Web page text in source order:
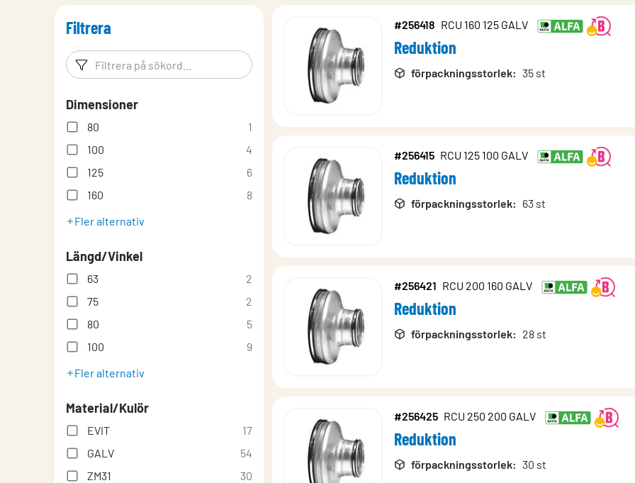
Eurovent-certifikat
lindQST – Produktdokumentation
Produktöversikt
Filtrera
Filtreringsord Filtrera produkter
Dimensioner
80
1
100
4
125
6
160
8
Fler alternativ
Längd/Vinkel
63
2
75
2
80
5
100
9
Fler alternativ
Material/Kulör
EVIT
17
GALV
54
ZM31
30
#256418 RCU 160 125 GALV
Reduktion
förpackningsstorlek: 35 st
#256415 RCU 125 100 GALV
Reduktion
förpackningsstorlek: 63 st
#256421 RCU 200 160 GALV
Reduktion
förpackningsstorlek: 28 st
#256425 RCU 250 200 GALV
Reduktion
förpackningsstorlek: 30 st